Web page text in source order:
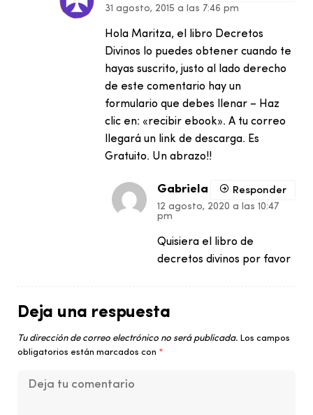
31 agosto, 2015 a las 7:46 pm
Hola Maritza, el libro Decretos
Divinos lo puedes obtener cuando te
hayas suscrito, justo al lado derecho
de este comentario hay un
formulario que debes llenar – Haz
clic en: «recibir ebook». A tu correo
llegará un link de descarga. Es
Gratuito. Un abrazo!!
Gabriela
12 agosto, 2020 a las 10:47
pm
Quisiera el libro de
decretos divinos por favor
Responder
Deja una respuesta
Tu dirección de correo electrónico no será publicada. Los campos
obligatorios están marcados con *